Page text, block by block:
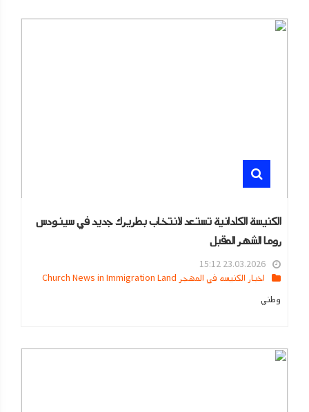
الكنيسة الكلدانية تستعد لانتخاب بطريرك جديد في سينودس
روما الشهر المقبل
23.03.2026 15:12
اخبار الكنيسه في المهجر Church News in Immigration Land
وطني